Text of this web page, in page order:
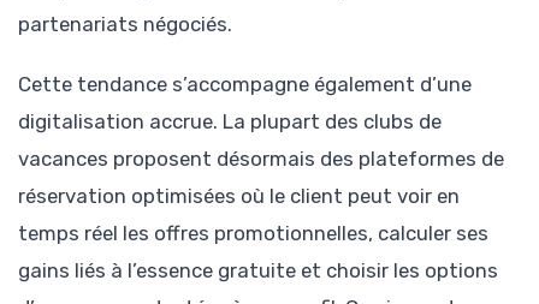
partenariats négociés.
Cette tendance s’accompagne également d’une
digitalisation accrue. La plupart des clubs de
vacances proposent désormais des plateformes de
réservation optimisées où le client peut voir en
temps réel les offres promotionnelles, calculer ses
gains liés à l’essence gratuite et choisir les options